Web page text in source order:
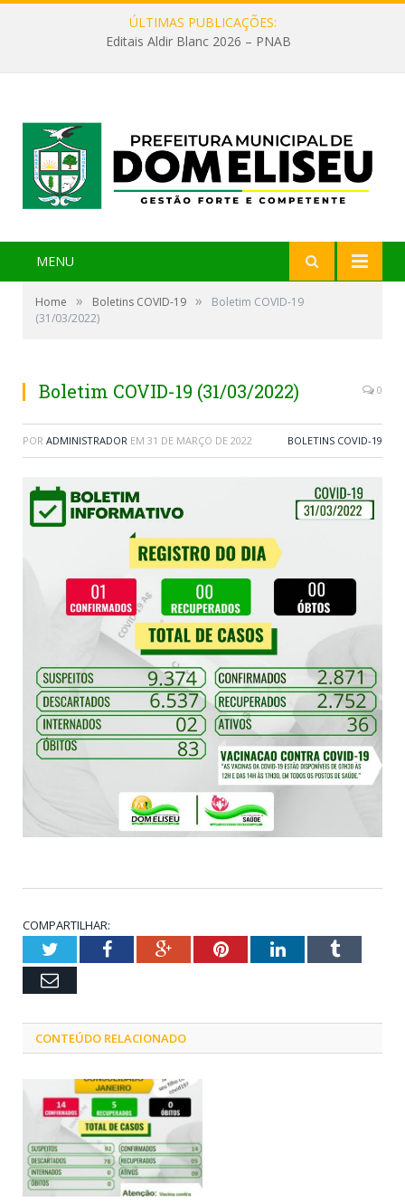
ÚLTIMAS PUBLICAÇÕES:
Editais Aldir Blanc 2026 – PNAB
MENU
Home » Boletins COVID-19 »
Boletim COVID-19
(31/03/2022)
Boletim COVID-19 (31/03/2022) 0
POR ADMINISTRADOR EM 31 DE MARÇO DE 2022 BOLETINS COVID-19
COMPARTILHAR:
TwitterFacebookGoogle+PinterestLinkedInTumblr
Email
CONTEÚDO RELACIONADO